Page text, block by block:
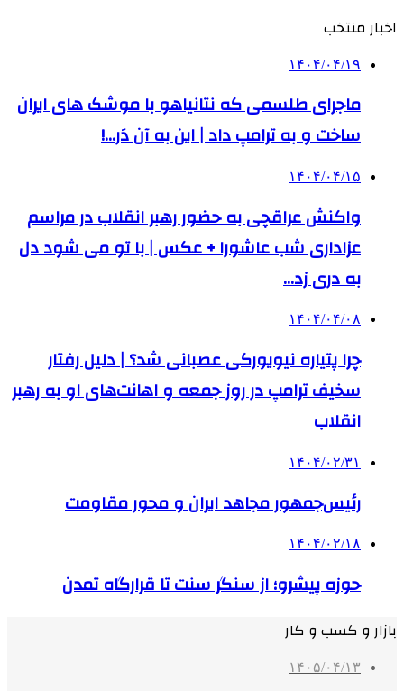
اخبار منتخب
۱۴۰۴/۰۴/۱۹
ماجرای طلسمی که نتانیاهو با موشک های ایران
ساخت و به ترامپ داد | این به آن دَر…!
۱۴۰۴/۰۴/۱۵
واکنش عراقچی به حضور رهبر انقلاب در مراسم
عزاداری شب عاشورا + عکس | با تو می شود دل
به دری زد…
۱۴۰۴/۰۴/۰۸
چرا پتیاره نیویورکی عصبانی شد؟ | دلیل رفتار
سخیف ترامپ در روز جمعه و اهانت‌های او به رهبر
انقلاب
۱۴۰۴/۰۲/۳۱
رئیس‌جمهور مجاهد ایران و محور مقاومت
۱۴۰۴/۰۲/۱۸
حوزه پیشرو؛ از سنگر سنت تا قرارگاه تمدن
بازار و کسب و کار
۱۴۰۵/۰۴/۱۳